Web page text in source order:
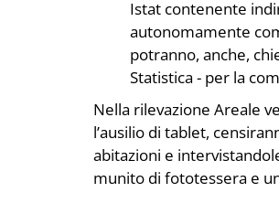
Istat contenente
autonomamente
potranno, anche,
Statistica - per la
Nella rilevazione Areale
l’ausilio di tablet,
abitazioni e
munito di fototessera e